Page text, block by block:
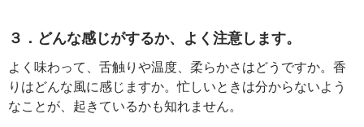
３．どんな感じがするか、よく注意します。
よく味わって、舌触りや温度、柔らかさはどうですか。香
りはどんな風に感じますか。忙しいときは分からないよう
なことが、起きているかも知れません。